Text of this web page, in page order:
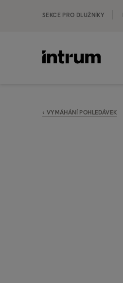
SEKCE PRO DLUŽNÍKY
‹ VYMÁHÁNÍ POHLEDÁVEK